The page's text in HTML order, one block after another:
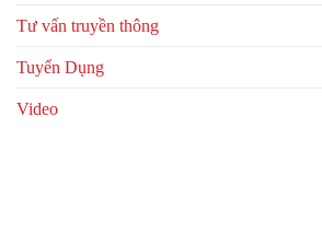
Tư vấn truyền thông
Tuyển Dụng
Video